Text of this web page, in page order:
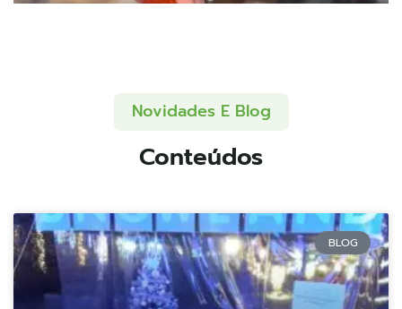
Novidades E Blog
Conteúdos
BLOG